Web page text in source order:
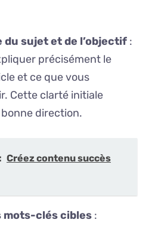
sujet et de l’objectif :
précisément le
et ce que vous
Cette clarté initiale
bonne direction.
Créez contenu succès
mots-clés cibles :